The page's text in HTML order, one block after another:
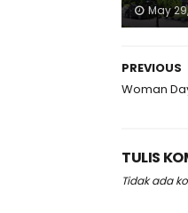
May
PREVIOUS
Woman
TULIS
Tidak ada